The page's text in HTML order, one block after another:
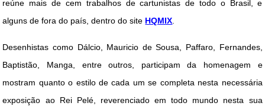
FALE CONOSCO
reúne mais de cem trabalhos de cartunistas de todo o Brasil, e
alguns de fora do país, dentro do site HQMIX.
Desenhistas como Dálcio, Mauricio de Sousa, Paffaro, Fernandes,
Baptistão, Manga, entre outros, participam da homenagem e
mostram quanto o estilo de cada um se completa nesta necessária
exposição ao Rei Pelé, reverenciado em todo mundo nesta sua